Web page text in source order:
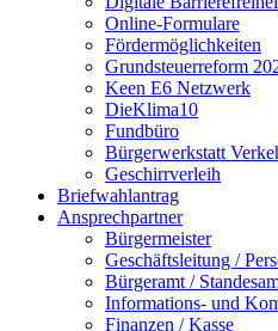
Online-Formulare
Fördermöglichkeiten
Grundsteuerreform
Keen E6 Netzwerk
DieKlima10
Fundbüro
Bürgerwerkstatt
Geschirrverleih
Briefwahlantrag
Ansprechpartner
Bürgermeister
Geschäftsleitung /
Bürgeramt /
Informations- und
Finanzen / Kasse